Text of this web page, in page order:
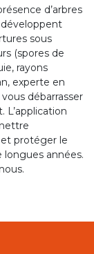
d’arbres
sous
(spores de
rayons
experte en
débarrasser
et protéger le
années.